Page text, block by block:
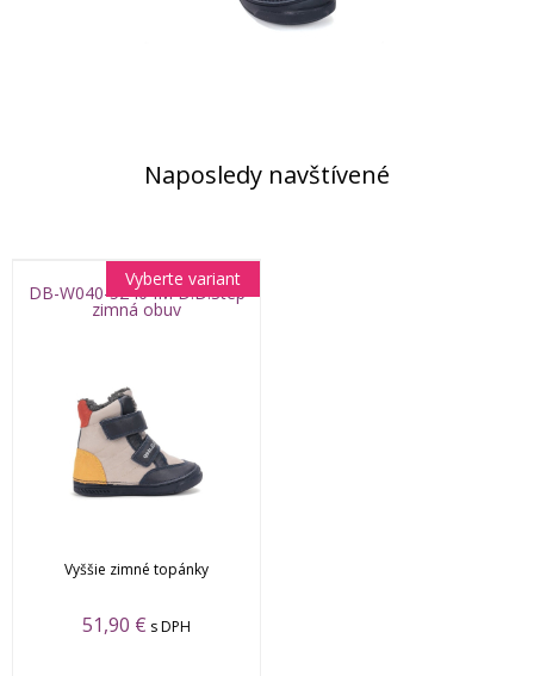
Naposledy navštívené
DB-W040-52404M D.D.Step
zimná obuv
Vyššie zimné topánky
51,90 € s DPH
Vyberte variant